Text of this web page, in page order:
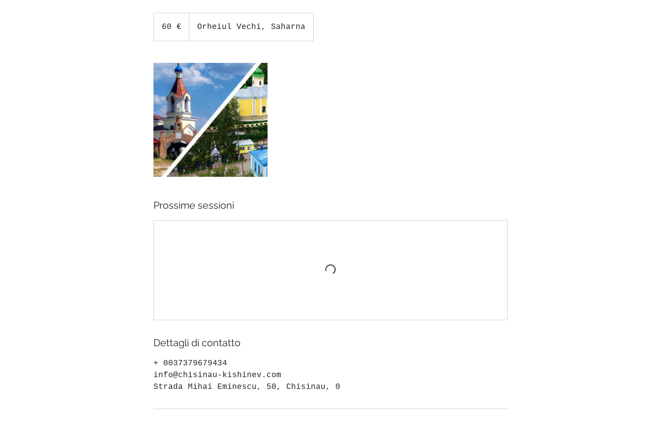
60 € Orheiul Vechi, Saharna
Prossime sessioni
Dettagli di contatto
+ 0037379679434
info@chisinau-kishinev.com
Strada Mihai Eminescu, 50, Chisinau, 0